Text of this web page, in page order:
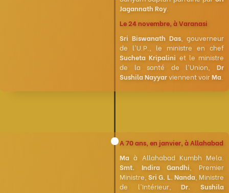
Jagannath Roy
Le 24 novembre, à Varanasi
Sri Biswanath Das , gouverneur
de l'U.P., le ministre en chef
Sucheta Kripalini et le ministre
de la santé de l'Union, Dr
Sushila Nayyarviennent voirMa
A 70 ans, en janvier, à Allahabad
Ma à Allahabad Kumbh Mela.
Smt. Indira Gandhi , Premier
Ministre,Sri G. L. Nanda, Ministre
de l'Intérieur,Dr. Sushila